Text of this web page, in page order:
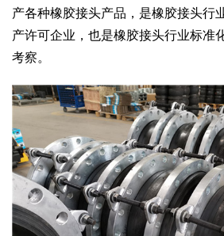
产各种橡胶接头产品，是橡胶接头行
产许可企业，也是橡胶接头行业标准
考察。